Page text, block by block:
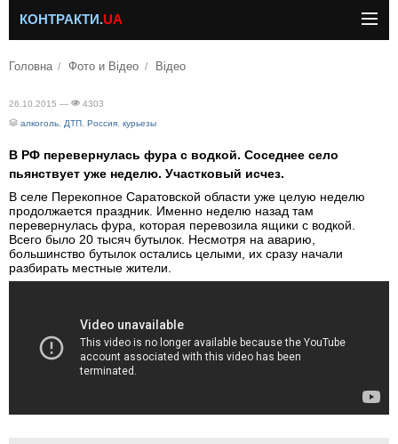
КОНТРАКТИ.UA
Головна Фото и Відео Відео
26.10.2015 —
4303
алкоголь
ДТП Россия курьезы
В РФ перевернулась фура с водкой. Соседнее село
пьянствует уже неделю. Участковый исчез.
В селе Перекопное Саратовской области уже целую неделю
продолжается праздник. Именно неделю назад там
перевернулась фура, которая перевозила ящики с водкой.
Всего было 20 тысяч бутылок. Несмотря на аварию,
большинство бутылок остались целыми, их сразу начали
разбирать местные жители.